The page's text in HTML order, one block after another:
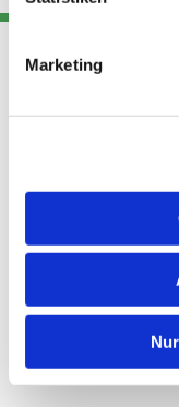
Marketing
Adresse
Kirchengemeinde
Hl. Theresa von
Leitender Pfarrer -
Behaimstr. 39